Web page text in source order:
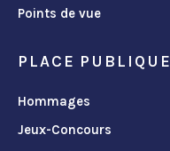
Points de vue
PLACE PUBLIQUE
Hommages
Jeux-Concours